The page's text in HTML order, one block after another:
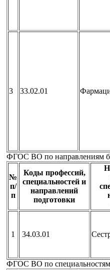
3 33.02.01
ФГОС ВО по направлениям
№
п/
п
Коды профессий,
специальностей и
направлений
подготовки
1 34.03.01
ФГОС ВО по специальностям